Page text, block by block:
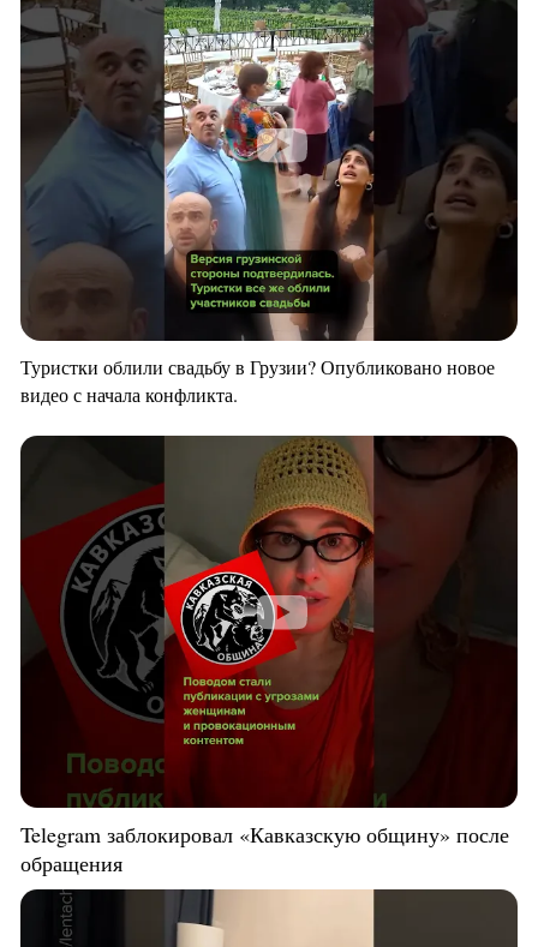
Туристки облили свадьбу в Грузии? Опубликовано новое
видео с начала конфликта.
Telegram заблокировал «Кавказскую общину» после
обращения